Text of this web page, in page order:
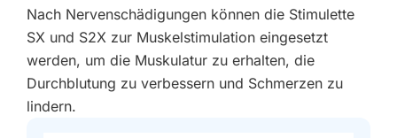
Nach Nervenschädigungen können die Stimulette
SX und S2X zur Muskelstimulation eingesetzt
werden, um die Muskulatur zu erhalten, die
Durchblutung zu verbessern und Schmerzen zu
lindern.